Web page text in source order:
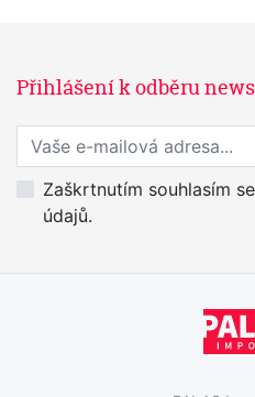
Přihlášení k odběru
Přihlaste se k odběru novinek
Zaškrtnutím souhlasím
údajů.